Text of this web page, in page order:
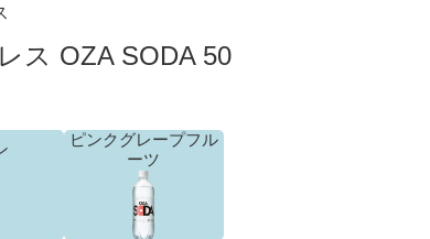
ス OZA SODA 50
ピンクグレープフル
ーツ